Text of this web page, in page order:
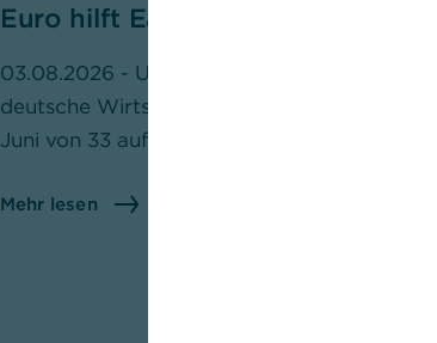
Euro hilft Early Bird
03.08.2026 - Unser Frühindikator für die
deutsche Wirtschaft, der Early Bird, ist im
Juni von 33 auf 30 Punkte gefallen.
Mehr lesen